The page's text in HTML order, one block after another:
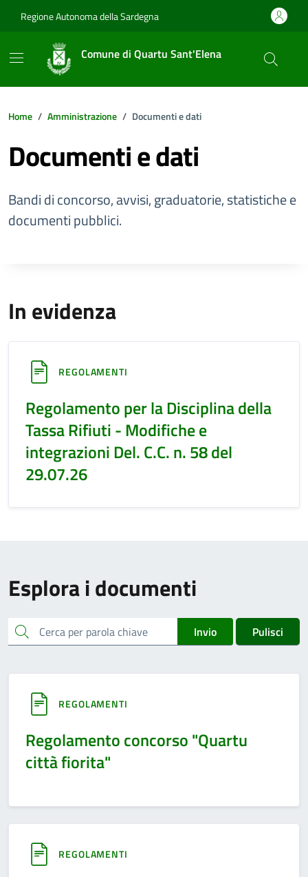
Regione Autonoma della Sardegna
Comune di Quartu Sant'Elena
Home Amministrazione Documenti e dati
Documenti e dati
Bandi di concorso, avvisi, graduatorie, statistiche e
documenti pubblici.
In evidenza
REGOLAMENTI
Regolamento per la Disciplina della
Tassa Rifiuti - Modifiche e
integrazioni Del. C.C. n. 58 del
29.07.26
Esplora i documenti
cerca Invio Pulisci
REGOLAMENTI
Regolamento concorso "Quartu
città fiorita"
REGOLAMENTI